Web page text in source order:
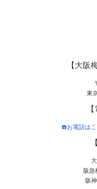
【大阪
東
☎️お電話は
阪急
阪